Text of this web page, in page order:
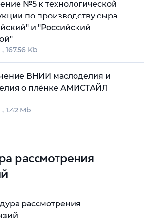
№5 к технологической
по производству сыра
и "Российский
167.56 Kb
ВНИИ маслоделия и
о плёнке АМИСТАЙЛ
1.42 Mb
рассмотрения
рассмотрения